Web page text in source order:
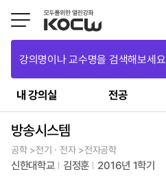
강의명이나 교수명을 검색해보세요
내 강의실 전공
방송시스템
공학 >전기ㆍ전자 >전자공학
신한대학교 김정훈 2016년 1학기